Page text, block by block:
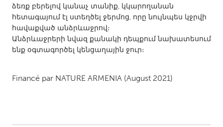
Glasgow
UNITED STATES
Ann Arbor, MI
Austin, TX
ձեռք բերելով կանաչ տանիք, կկարողանան
հետագայում էլ ստեղծել ջերմոց, որը նույնպես կջրվի
հավաքված անձրևաջրով։
Անձրևաջրերի նվազ քանակի դեպքում նախատեսում
ենք օգտագործել կենցաղային ջուր։
Financé par NATURE ARMENIA (August 2021)